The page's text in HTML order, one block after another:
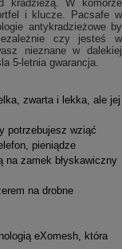
kradzieżą. W komorze
i klucze. Pacsafe w
antykradzieżowe by
czy jesteś w
nieznane w dalekiej
5-letnia gwarancja.
zwarta i lekka, ale jej
potrzebujesz wziąć
pieniądze
na zamek błyskawiczny
na drobne
eXomesh, która